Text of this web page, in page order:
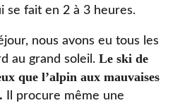
se fait en 2 à 3 heures.
nous avons eu tous les
au grand soleil. Le ski de
que l’alpin aux mauvaises
Il procure même une